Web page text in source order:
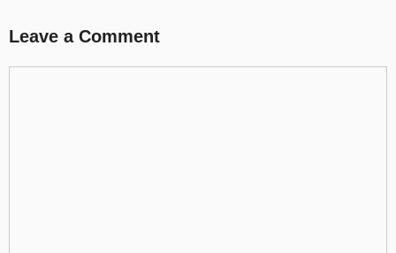
Leave a Comment